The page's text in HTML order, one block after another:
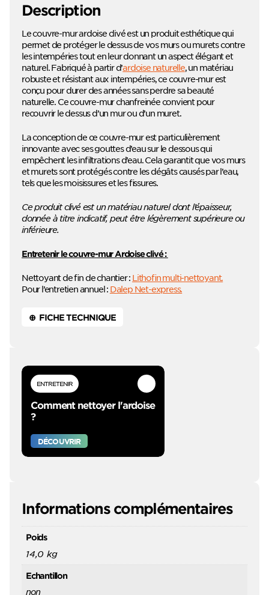
Description
Le couvre-mur ardoise clivé est un produit esthétique qui
permet de protéger le dessus de vos murs ou murets contre
les intempéries tout en leur donnant un aspect élégant et
naturel. Fabriqué à partir d’ardoise naturelle, un matériau
robuste et résistant aux intempéries, ce couvre-mur est
conçu pour durer des années sans perdre sa beauté
naturelle. Ce couvre-mur chanfreinée convient pour
recouvrir le dessus d’un mur ou d’un muret.
La conception de ce couvre-mur est particulièrement
innovante avec ses gouttes d’eau sur le dessous qui
empêchent les infiltrations d’eau. Cela garantit que vos murs
et murets sont protégés contre les dégâts causés par l’eau,
tels que les moisissures et les fissures.
Ce produit clivé est un matériau naturel dont l’épaisseur,
donnée à titre indicatif, peut être légèrement supérieure ou
inférieure.
Entretenir le couvre-mur Ardoise clivé :
Nettoyant de fin de chantier : Lithofin multi-nettoyant.
Pour l’entretien annuel : Dalep Net-express.
⊕ FICHE TECHNIQUE
ENTRETENIR
Comment nettoyer l'ardoise
?
DÉCOUVRIR
Informations complémentaires
Poids
14,0 kg
Echantillon
non